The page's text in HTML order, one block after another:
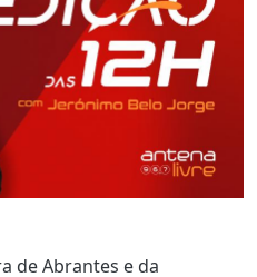
de Abrantes e da